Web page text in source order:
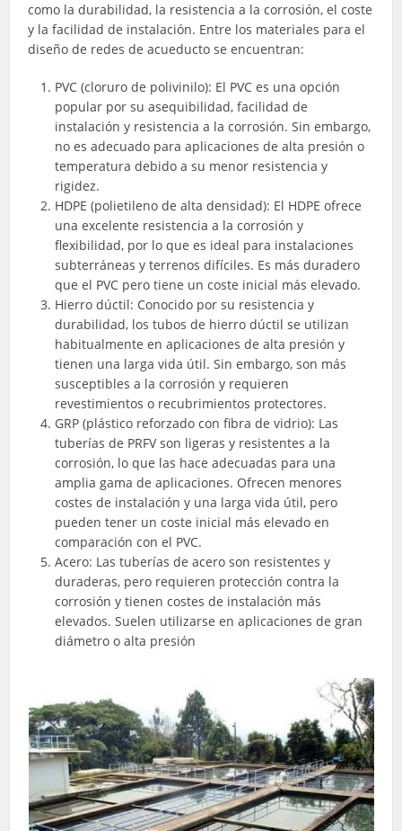
como la durabilidad, la resistencia a la corrosión, el coste
y la facilidad de instalación. Entre los materiales para el
diseño de redes de acueducto se encuentran:
PVC (cloruro de polivinilo): El PVC es una opción
popular por su asequibilidad, facilidad de
instalación y resistencia a la corrosión. Sin embargo,
no es adecuado para aplicaciones de alta presión o
temperatura debido a su menor resistencia y
rigidez.
HDPE (polietileno de alta densidad): El HDPE ofrece
una excelente resistencia a la corrosión y
flexibilidad, por lo que es ideal para instalaciones
subterráneas y terrenos difíciles. Es más duradero
que el PVC pero tiene un coste inicial más elevado.
Hierro dúctil: Conocido por su resistencia y
durabilidad, los tubos de hierro dúctil se utilizan
habitualmente en aplicaciones de alta presión y
tienen una larga vida útil. Sin embargo, son más
susceptibles a la corrosión y requieren
revestimientos o recubrimientos protectores.
GRP (plástico reforzado con fibra de vidrio): Las
tuberías de PRFV son ligeras y resistentes a la
corrosión, lo que las hace adecuadas para una
amplia gama de aplicaciones. Ofrecen menores
costes de instalación y una larga vida útil, pero
pueden tener un coste inicial más elevado en
comparación con el PVC.
Acero: Las tuberías de acero son resistentes y
duraderas, pero requieren protección contra la
corrosión y tienen costes de instalación más
elevados. Suelen utilizarse en aplicaciones de gran
diámetro o alta presión